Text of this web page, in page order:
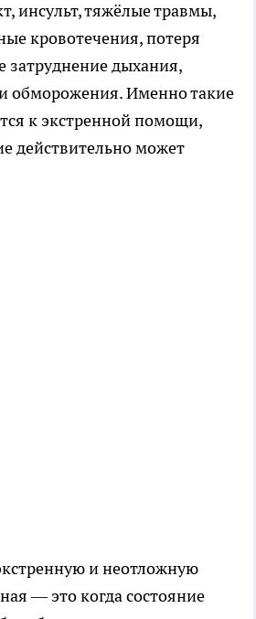
инсульт, тяжёлые травмы,
кровотечения, потеря
затруднение дыхания,
обморожения. Именно такие
к экстренной помощи,
действительно может
и неотложную
— это когда состояние